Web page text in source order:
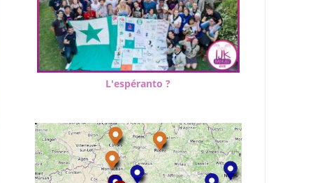
L'espéranto ?